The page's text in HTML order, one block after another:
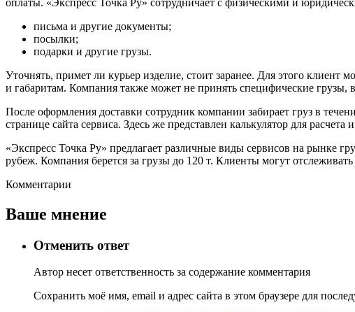
письма и другие документы;
посылки;
подарки и другие грузы.
Уточнять, примет ли курьер изделие, стоит заранее. Для этого
и габаритам. Компания также может не принять специфические
После оформления доставки сотрудник компании забирает груз в
странице сайта сервиса. Здесь же представлен калькулятор для
«Экспресс Точка Ру» предлагает различные виды сервисов на рынке
рубеж. Компания берется за грузы до 120 т. Клиенты могут
Комментарии
Ваше мнение
Отменить ответ
Автор несет ответственность за содержание комментария
Сохранить моё имя, email и адрес сайта в этом браузере для